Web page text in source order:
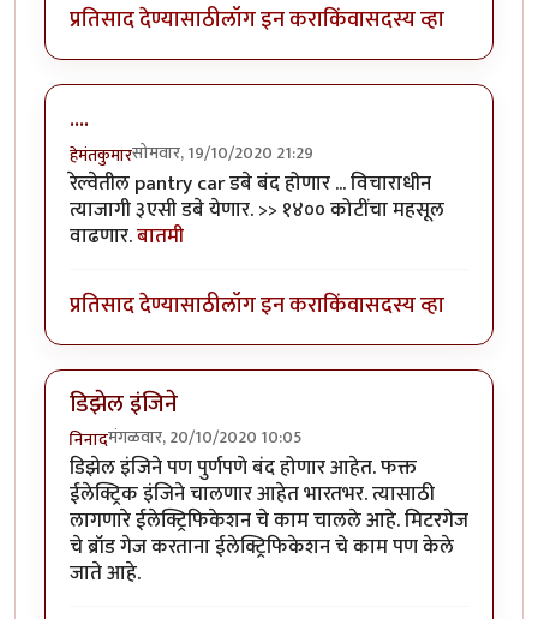
प्रतिसाद देण्यासाठीलॉग इन कराकिंवासदस्य व्हा
....
हेमंतकुमारसोमवार, 19/10/2020 21:29
रेल्वेतील pantry car डबे बंद होणार ... विचाराधीन
त्याजागी ३एसी डबे येणार. >> १४०० कोटींचा महसूल
वाढणार.बातमी
प्रतिसाद देण्यासाठीलॉग इन कराकिंवासदस्य व्हा
डिझेल इंजिने
निनादमंगळवार, 20/10/2020 10:05
डिझेल इंजिने पण पुर्णपणे बंद होणार आहेत. फक्त
ईलेक्ट्रिक इंजिने चालणार आहेत भारतभर. त्यासाठी
लागणारे ईलेक्ट्रिफिकेशन चे काम चालले आहे. मिटरगेज
चे ब्रॉड गेज करताना ईलेक्ट्रिफिकेशन चे काम पण केले
जाते आहे.